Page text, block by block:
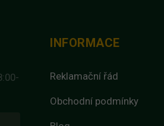
INFORMACE
Reklamační řád
Obchodní podmínky